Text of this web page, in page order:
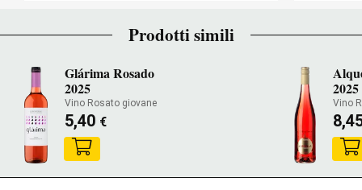
Prodotti simili
Glárima Rosado
2025
Vino Rosato giovane
5,40 €
2025
Vino